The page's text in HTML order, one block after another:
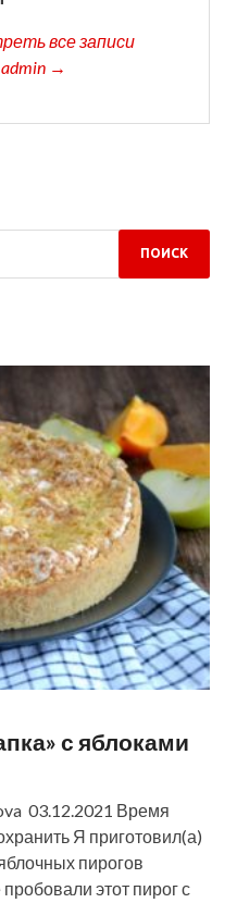
все записи
→
с яблоками
03.12.2021 Время
Я приготовил(а)
пирогов
этот пирог с